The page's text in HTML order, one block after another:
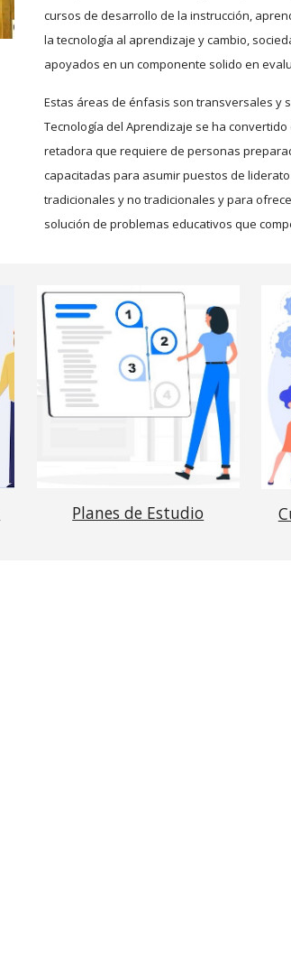
cursos de desarrollo de la instrucción,
la tecnología al aprendizaje y cambio,
apoyados en un componente solido en
Estas áreas de énfasis son transversales y
Tecnología del Aprendizaje se ha
retadora que requiere de personas
capacitadas para asumir puestos de
tradicionales y no tradicionales y para
solución de problemas educativos que
Planes de Estudio